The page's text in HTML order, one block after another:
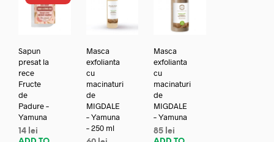
Sapun
presat la
rece
Fructe
de
Padure –
Yamuna
14 lei
Masca
exfolianta
cu
macinaturi
de
MIGDALE
– Yamuna
– 250 ml
Masca
exfolianta
cu
macinaturi
de
MIGDALE
– Yamuna
85 lei